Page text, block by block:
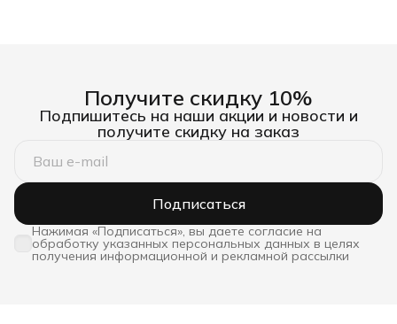
Получите скидку 10%
Подпишитесь на наши акции и новости и
получите скидку на заказ
Подписаться
Нажимая «Подписаться», вы даете согласие на
обработку указанных персональных данных в целях
получения информационной и рекламной рассылки